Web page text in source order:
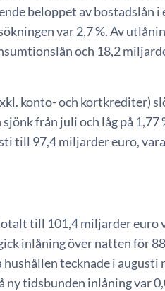
beloppet av bostadslån
var 2,7 %. Av
och 18,2
konto- och kortkrediter)
från juli och låg på 1,77
till 97,4 miljarder euro,
till 101,4 miljarder euro
inlåning över natten för
tecknade i
tidsbunden inlåning var